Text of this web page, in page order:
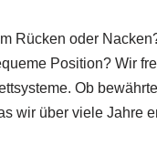
Rücken oder
Position? Wir
Ob
wir über viele Jahre